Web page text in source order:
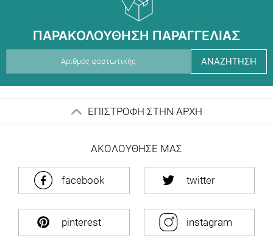
ΠΑΡΑΚΟΛΟΥΘΗΣΗ ΠΑΡΑΓΓΕΛΙΑΣ
ΑΝΑΖΗΤΗΣΗ
ΕΠΙΣΤΡΟΦΗ ΣΤΗΝ ΑΡΧΗ
ΑΚΟΛΟΥΘΗΣΕ ΜΑΣ
facebook twitter
pinterest instagram